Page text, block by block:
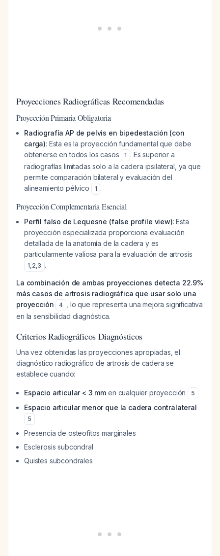
Proyecciones Radiográficas Recomendadas
Proyección Primaria Obligatoria
Radiografía AP de pelvis en bipedestación (con
carga): Esta es la proyección fundamental que debe
obtenerse en todos los casos
1 . Es superior a
radiografías limitadas solo a la cadera ipsilateral, ya que
permite comparación bilateral y evaluación del
alineamiento pélvico
1 .
Proyección Complementaria Esencial
Perfil falso de Lequesne (false profile view): Esta
proyección especializada proporciona evaluación
detallada de la anatomía de la cadera y es
particularmente valiosa para la evaluación de artrosis
1,2,3 .
La combinación de ambas proyecciones detecta 22.9%
más casos de artrosis radiográfica que usar solo una
proyección
4
, lo que representa una mejora significativa
en la sensibilidad diagnóstica.
Criterios Radiográficos Diagnósticos
Una vez obtenidas las proyecciones apropiadas, el
diagnóstico radiográfico de artrosis de cadera se
establece cuando:
Espacio articular < 3 mm en cualquier proyección 5
Espacio articular menor que la cadera contralateral
5
Presencia de osteofitos marginales
Esclerosis subcondral
Quistes subcondrales